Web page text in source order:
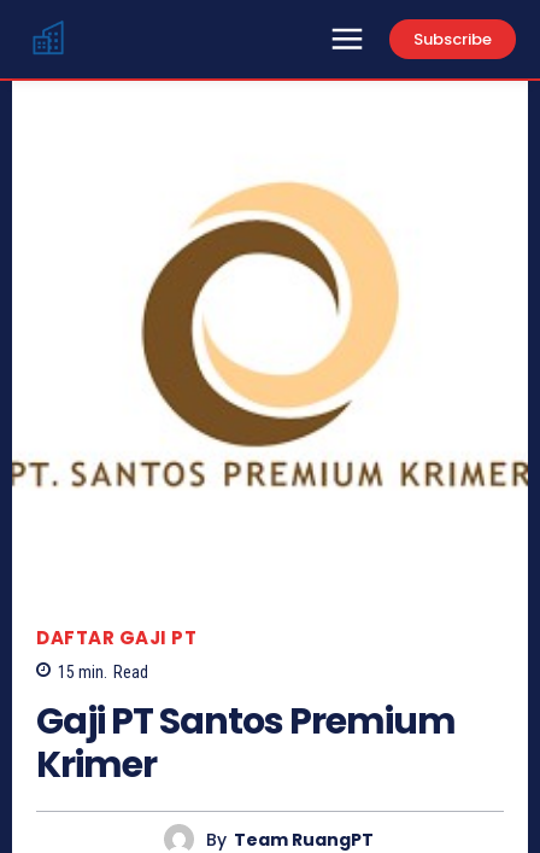
Subscribe
DAFTAR GAJI PT
15 min. Read
Gaji PT Santos Premium
Krimer
By Team RuangPT